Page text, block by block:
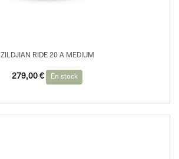
ZILDJIAN RIDE 20 A MEDIUM
279,00 € En stock